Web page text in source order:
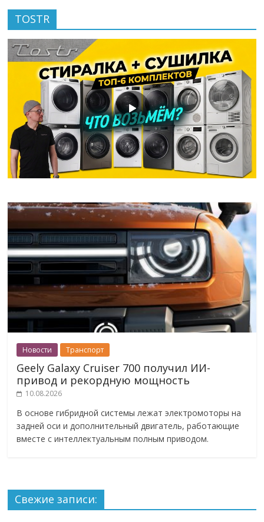
TOSTR
Новости Транспорт
Geely Galaxy Cruiser 700 получил ИИ-
привод и рекордную мощность
10.08.2026
В основе гибридной системы лежат электромоторы на
задней оси и дополнительный двигатель, работающие
вместе с интеллектуальным полным приводом.
Свежие записи: